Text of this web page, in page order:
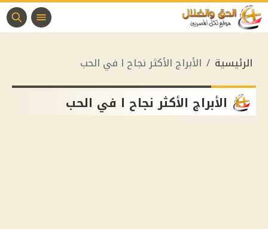
الرئيسية الأبراج الأكثر نجاح ا في الحب
الأبراج الأكثر نجاح ا في الحب